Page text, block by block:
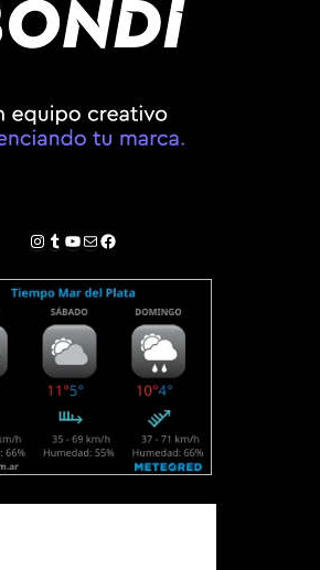
Instagram
Tumblr
YouTube
Correo electrónico
Facebook